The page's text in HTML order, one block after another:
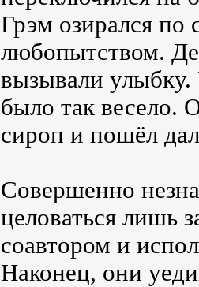
Грэм озирался
любопытством.
вызывали
было так весело.
сироп и пошёл
Совершенно
целоваться лишь
соавтором и
Наконец, они